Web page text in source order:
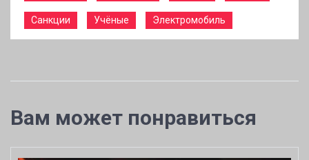
Санкции Учёные Электромобиль
Вам может понравиться